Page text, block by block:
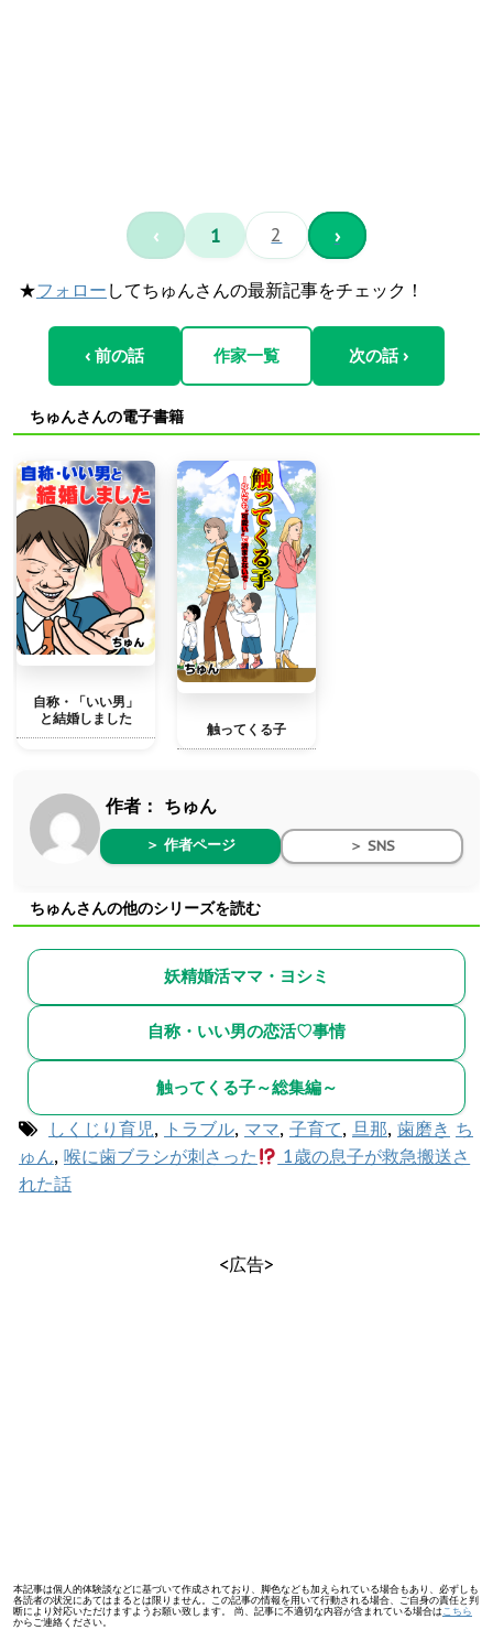
‹ 1 2 ›
★フォロー してちゅんさんの最新記事をチェック！
‹ 前の話 作家一覧 次の話 ›
ちゅんさんの電子書籍
自称・「いい男」
と結婚しました
触ってくる子
作者： ちゅん
＞ 作者ページ ＞ SNS
ちゅんさんの他のシリーズを読む
妖精婚活ママ・ヨシミ
自称・いい男の恋活♡事情
触ってくる子～総集編～
しくじり育児, トラブル, ママ, 子育て, 旦那, 歯磨き ち
ゅん, 喉に歯ブラシが刺さった
1歳の息子が救急搬送さ
れた話
<広告>
本記事は個人的体験談などに基づいて作成されており、脚色なども加えられている場合もあり、必ずしも
各読者の状況にあてはまるとは限りません。この記事の情報を用いて行動される場合、ご自身の責任と判
断により対応いただけますようお願い致します。 尚、記事に不適切な内容が含まれている場合はこちら
からご連絡ください。